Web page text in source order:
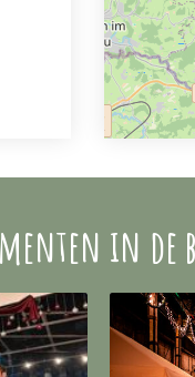
in de